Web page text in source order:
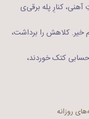
آهنی، کنارِ پله برقی‌ی
خیر. کلاهش را برداشت،
کتک خوردند،
روزانه